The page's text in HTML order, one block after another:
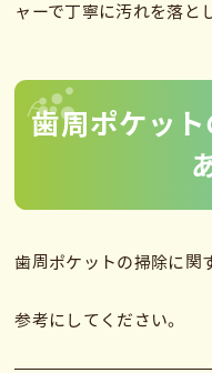
ャーで丁寧に汚れを落と
歯周ポケット
歯周ポケットの掃除に関
参考にしてください。